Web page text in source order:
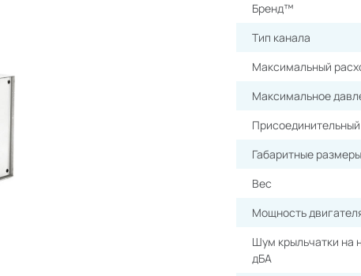
Бренд™
Тип канала
Максимальный
Максимальное
Габаритные размеры
Вес
Мощность
Шум крыльчатки на
дБА